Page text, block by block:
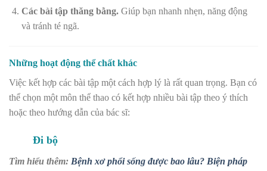
Các bài tập thăng bằng.Giúp bạn nhanh nhẹn, năng động
và tránh té ngã.
Những hoạt động thể chất khác
Việc kết hợp các bài tập một cách hợp lý là rất quan trọng. Bạn có
thể chọn một môn thể thao có kết hợp nhiều bài tập theo ý thích
hoặc theo hướng dẫn của bác sĩ:
Đi bộ
Tìm hiểu thêm: Bệnh xơ phổi sống được bao lâu? Biện pháp